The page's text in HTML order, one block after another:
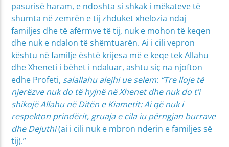
pasurisë haram, e ndoshta si shkak i mëkateve të
shumta në zemrën e tij zhduket xhelozia ndaj
familjes dhe të afërmve të tij, nuk e mohon të keqen
dhe nuk e ndalon të shëmtuarën. Ai i cili vepron
kështu në familje është krijesa më e keqe tek Allahu
dhe Xheneti i bëhet i ndaluar, ashtu siç na njofton
edhe Profeti, salallahu alejhi ue selem: “Tre lloje të
njerëzve nuk do të hyjnë në Xhenet dhe nuk do t’i
shikojë Allahu në Ditën e Kiametit: Ai që nuk i
respekton prindërit, gruaja e cila iu përngjan burrave
dhe Dejuthi(ai i cili nuk e mbron nderin e familjes së
tij).”